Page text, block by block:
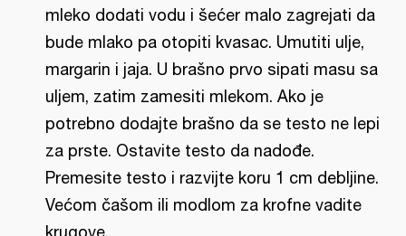
mleko dodati vodu i šećer malo zagrejati da
bude mlako pa otopiti kvasac. Umutiti ulje,
margarin i jaja. U brašno prvo sipati masu sa
uljem, zatim zamesiti mlekom. Ako je
potrebno dodajte brašno da se testo ne lepi
za prste. Ostavite testo da nadođe.
Premesite testo i razvijte koru 1 cm debljine.
Većom čašom ili modlom za krofne vadite
krugove.